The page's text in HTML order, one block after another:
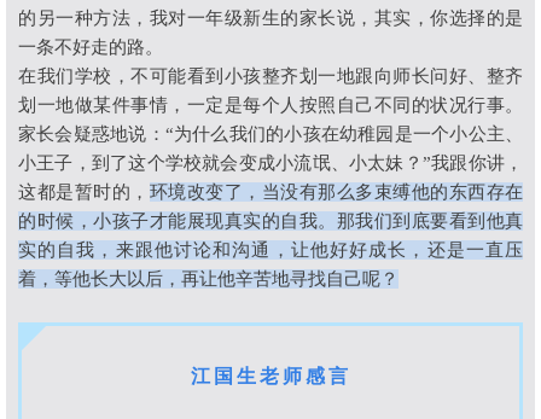
的另一种方法，我对一年级新生的家长说，其实，你选择的是
一条不好走的路。
在我们学校，不可能看到小孩整齐划一地跟向师长问好、整齐
划一地做某件事情，一定是每个人按照自己不同的状况行事。
家长会疑惑地说： “为什么我们的小孩在幼稚园是一个小公主、
小王子，到了这个学校就会变成小流氓、小太妹？ ”我跟你讲，
这都是暂时的， 环境改变了，当没有那么多束缚他的东西存在
的时候，小孩子才能展现真实的自我。那我们到底要看到他真
实的自我，来跟他讨论和沟通，让他好好成长，还是一直压
着，等他长大以后，再让他辛苦地寻找自己呢？
江国生老师感言